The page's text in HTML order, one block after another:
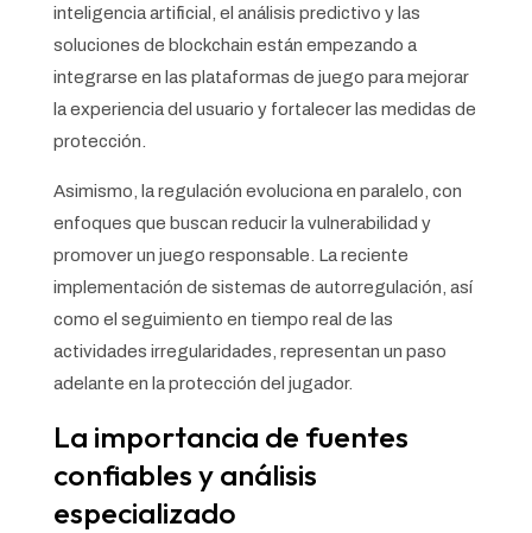
inteligencia artificial, el análisis predictivo y las
soluciones de blockchain están empezando a
integrarse en las plataformas de juego para mejorar
la experiencia del usuario y fortalecer las medidas de
protección.
Asimismo, la regulación evoluciona en paralelo, con
enfoques que buscan reducir la vulnerabilidad y
promover un juego responsable. La reciente
implementación de sistemas de autorregulación, así
como el seguimiento en tiempo real de las
actividades irregularidades, representan un paso
adelante en la protección del jugador.
La importancia de fuentes
confiables y análisis
especializado